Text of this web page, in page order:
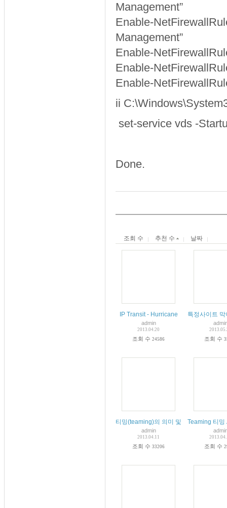
Management”
Enable-
Management”
Enable-
Enable-
Enable-
ii
set-service vds -
Done.
조회 수 추천 수 날짜
IP Transit - Hurricane
admin
2013.04.20
조회 수 24586
특정사이트
조회 수
티밍(teaming)의 의미 및 설정 하기
admin
2013.04.11
조회 수 33206
Teaming 티밍
조회 수